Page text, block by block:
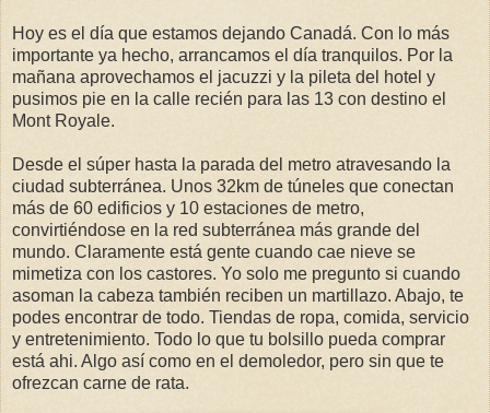
Hoy es el día que estamos dejando Canadá. Con lo más
importante ya hecho, arrancamos el día tranquilos. Por la
mañana aprovechamos el jacuzzi y la pileta del hotel y
pusimos pie en la calle recién para las 13 con destino el
Mont Royale.
Desde el súper hasta la parada del metro atravesando la
ciudad subterránea. Unos 32km de túneles que conectan
más de 60 edificios y 10 estaciones de metro,
convirtiéndose en la red subterránea más grande del
mundo. Claramente está gente cuando cae nieve se
mimetiza con los castores. Yo solo me pregunto si cuando
asoman la cabeza también reciben un martillazo. Abajo, te
podes encontrar de todo. Tiendas de ropa, comida, servicio
y entretenimiento. Todo lo que tu bolsillo pueda comprar
está ahi. Algo así como en el demoledor, pero sin que te
ofrezcan carne de rata.